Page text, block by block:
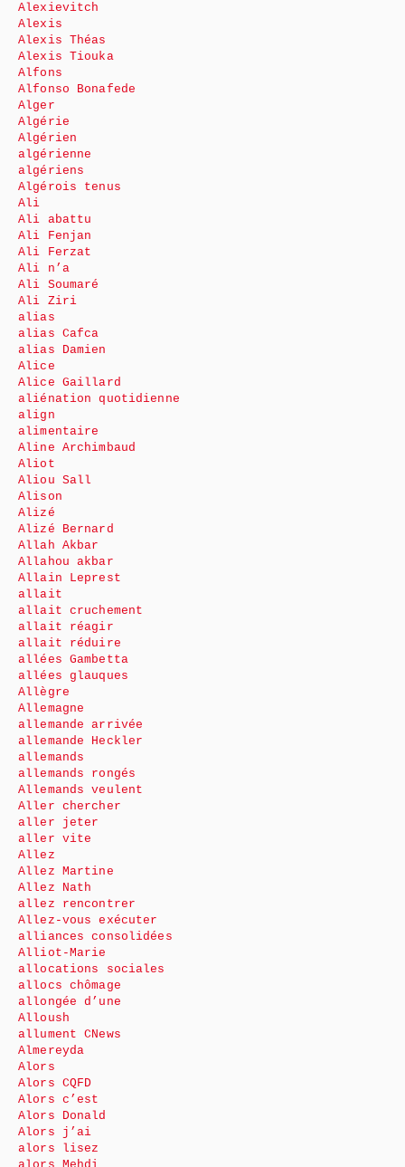
Alexievitch
Alexis
Alexis Théas
Alexis Tiouka
Alfons
Alfonso Bonafede
Alger
Algérie
Algérien
algérienne
algériens
Algérois tenus
Ali
Ali abattu
Ali Fenjan
Ali Ferzat
Ali n’a
Ali Soumaré
Ali Ziri
alias
alias Cafca
alias Damien
Alice
Alice Gaillard
aliénation quotidienne
align
alimentaire
Aline Archimbaud
Aliot
Aliou Sall
Alison
Alizé
Alizé Bernard
Allah Akbar
Allahou akbar
Allain Leprest
allait
allait cruchement
allait réagir
allait réduire
allées Gambetta
allées glauques
Allègre
Allemagne
allemande arrivée
allemande Heckler
allemands
allemands rongés
Allemands veulent
Aller chercher
aller jeter
aller vite
Allez
Allez Martine
Allez Nath
allez rencontrer
Allez-vous exécuter
alliances consolidées
Alliot-Marie
allocations sociales
allocs chômage
allongée d’une
Alloush
allument CNews
Almereyda
Alors
Alors CQFD
Alors c’est
Alors Donald
Alors j’ai
alors lisez